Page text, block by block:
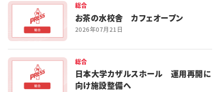
総合
お茶の水校舎 カフェオープン
2026年07月21日
総合
日本大学カザルスホール 運用再開に
向け施設整備へ